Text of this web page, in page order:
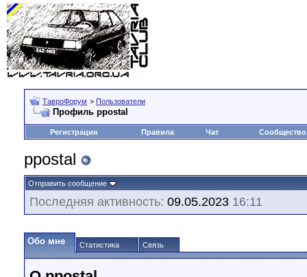
ТавроФорум > Пользователи
Профиль ppostal
Регистрация Правила Чат Сообщество
ppostal
Отправить сообщение
Последняя активность: 09.05.2023 16:11
Обо мне Статистика Связь